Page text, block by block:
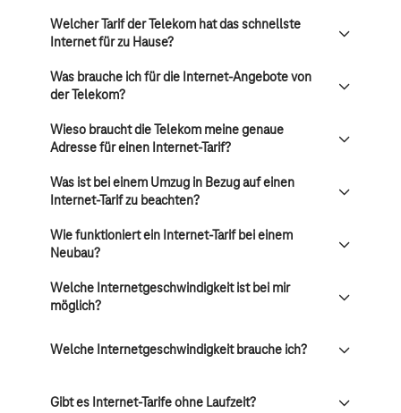
Welcher Tarif der Telekom hat das schnellste
Internet für zu Hause?
Was brauche ich für die Internet-Angebote von
der Telekom?
Wieso braucht die Telekom meine genaue
Adresse für einen Internet-Tarif?
Was ist bei einem Umzug in Bezug auf einen
Internet-Tarif zu beachten?
Wie funktioniert ein Internet-Tarif bei einem
Neubau?
Welche Internetgeschwindigkeit ist bei mir
möglich?
Welche Internetgeschwindigkeit brauche ich?
Gibt es Internet-Tarife ohne Laufzeit?